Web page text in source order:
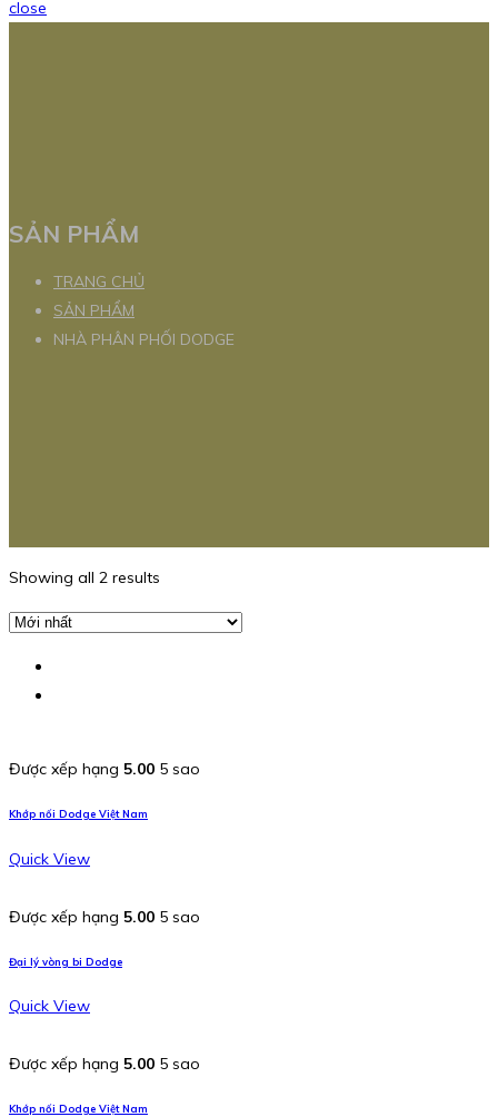
close
SẢN PHẨM
TRANG CHỦ
SẢN PHẨM
NHÀ PHÂN PHỐI DODGE
Showing all 2 results
Được xếp hạng 5.00 5 sao
Khớp nối Dodge Việt Nam
Quick View
Được xếp hạng 5.00 5 sao
Đại lý vòng bi Dodge
Quick View
Được xếp hạng 5.00 5 sao
Khớp nối Dodge Việt Nam